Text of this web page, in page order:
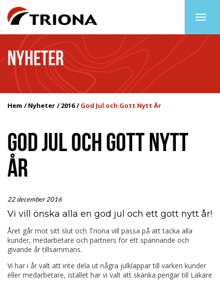
NYHETER
Hem Nyheter 2016 God Jul och Gott Nytt År
GOD JUL OCH GOTT NYTT
ÅR
22 december 2016
Vi vill önska alla en god jul och ett gott nytt år!
Året går mot sitt slut och Triona vill passa på att tacka alla
kunder, medarbetare och partners för ett spännande och
givande år tillsammans.
Vi har i år valt att inte dela ut några julklappar till varken kunder
eller medarbetare, istället har vi valt att skänka pengar till Läkare